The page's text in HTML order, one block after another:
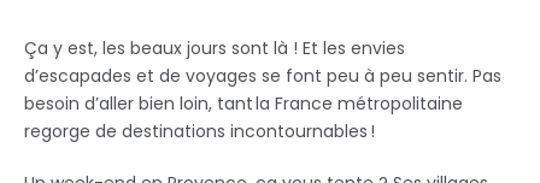
Ça y est, les beaux jours sont là ! Et les envies
d’escapades et de voyages se font peu à peu sentir. Pas
besoin d’aller bien loin, tant la France métropolitaine
regorge de destinations incontournables !